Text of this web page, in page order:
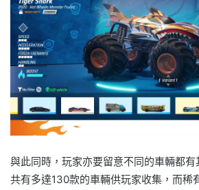
與此同時，玩家亦要留意不同的車輛都
共有多達130款的車輛供玩家收集，而稀